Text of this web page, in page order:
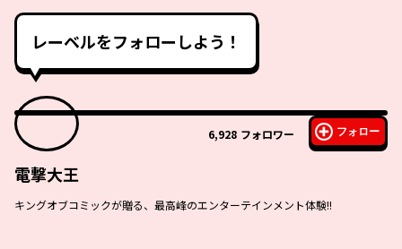
レーベルをフォローしよう！
6,928 フォロワー フォロー
電撃大王
キングオブコミックが贈る、最高峰のエンターテインメント体験!!